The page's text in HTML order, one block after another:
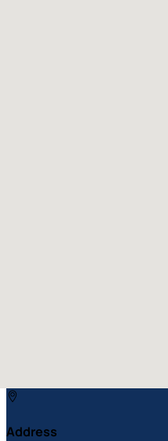
Address